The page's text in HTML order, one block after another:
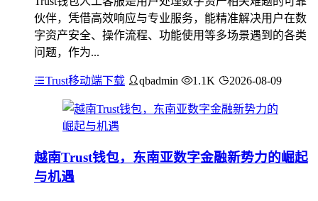
伙伴，凭借高效响应与专业服务，能精准解决用户在数
字资产安全、操作流程、功能使用等多场景遇到的各类
问题，作为...
Trust移动端下载 qbadmin 1.1K 2026-08-09
越南Trust钱包，东南亚数字金融新势力的崛起
与机遇